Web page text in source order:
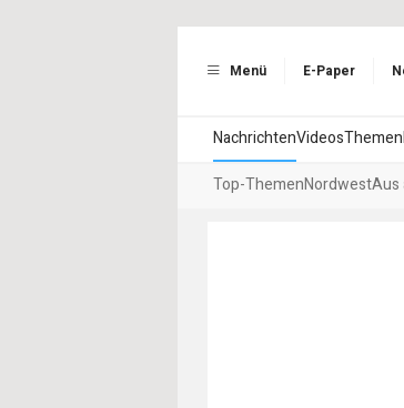
Menü E-Paper
NachrichtenVideosThemen
Top-ThemenNordwestAus